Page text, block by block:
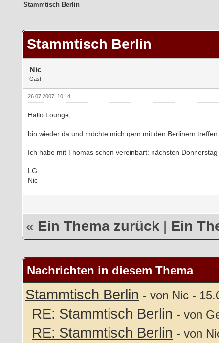
Stammtisch Berlin
Stammtisch Berlin
Nic
Gast
26.07.2007, 10:14
Hallo Lounge,
bin wieder da und möchte mich gern mit den Berlinern
Ich habe mit Thomas schon vereinbart: nächsten
LG
Nic
« Ein Thema zurück | Ein
Nachrichten in diesem Thema
Stammtisch Berlin - von Nic -
RE: Stammtisch Berlin - von
RE: Stammtisch Berlin - von